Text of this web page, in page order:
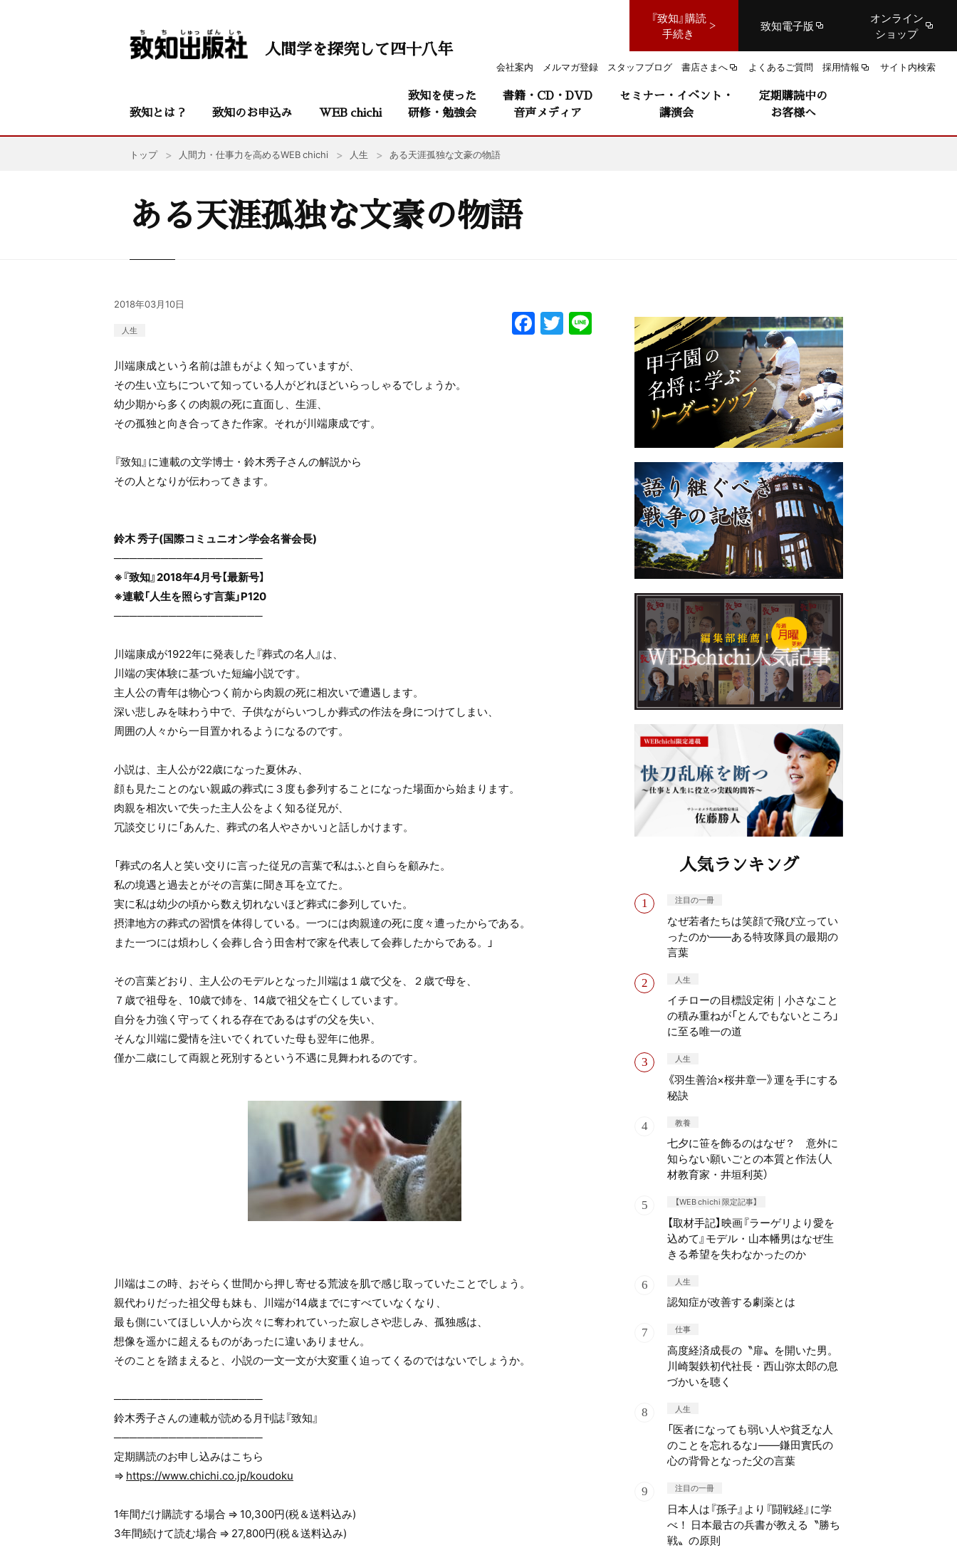
『致知』購読
手続き
致知電子版
オンライン
ショップ
会社案内 メルマガ登録 スタッフブログ 書店さまへ よくあるご質問 採用情報 サイト内検索
人間学を探究して四十八年
致知とは？ 致知のお申込み WEB chichi
致知を使った
研修・勉強会
書籍・CD・DVD
音声メディア
セミナー・イベント・
講演会
定期購読中の
お客様へ
トップ 人間力・仕事力を高めるWEB chichi 人生 ある天涯孤独な文豪の物語
ある天涯孤独な文豪の物語
2018年03月10日
人生 F
a
T
w
川端康成という名前は誰もがよく知っていますが、
その生い立ちについて知っている人がどれほどいらっしゃるでしょうか。
幼少期から多くの肉親の死に直面し、生涯、
その孤独と向き合ってきた作家。それが川端康成です。
『致知』に連載の文学博士・鈴木秀子さんの解説から
その人となりが伝わってきます。
鈴木 秀子(国際コミュニオン学会名誉会長)
───────────────────
※『致知』2018年4月号【最新号】
※連載「人生を照らす言葉」P120
───────────────────
川端康成が1922年に発表した『葬式の名人』は、
川端の実体験に基づいた短編小説です。
主人公の青年は物心つく前から肉親の死に相次いで遭遇します。
深い悲しみを味わう中で、子供ながらいつしか葬式の作法を身につけてしまい、
周囲の人々から一目置かれるようになるのです。
小説は、主人公が22歳になった夏休み、
顔も見たことのない親戚の葬式に３度も参列することになった場面から始まります。
肉親を相次いで失った主人公をよく知る従兄が、
冗談交じりに「あんた、葬式の名人やさかい」と話しかけます。
「葬式の名人と笑い交りに言った従兄の言葉で私はふと自らを顧みた。
私の境遇と過去とがその言葉に聞き耳を立てた。
実に私は幼少の頃から数え切れないほど葬式に参列していた。
摂津地方の葬式の習慣を体得している。一つには肉親達の死に度々遭ったからである。
また一つには煩わしく会葬し合う田舎村で家を代表して会葬したからである。」
その言葉どおり、主人公のモデルとなった川端は１歳で父を、２歳で母を、
７歳で祖母を、10歳で姉を、14歳で祖父を亡くしています。
自分を力強く守ってくれる存在であるはずの父を失い、
そんな川端に愛情を注いでくれていた母も翌年に他界。
僅か二歳にして両親と死別するという不遇に見舞われるのです。
川端はこの時、おそらく世間から押し寄せる荒波を肌で感じ取っていたことでしょう。
親代わりだった祖父母も妹も、川端が14歳までにすべていなくなり、
最も側にいてほしい人から次々に奪われていった寂しさや悲しみ、孤独感は、
想像を遥かに超えるものがあったに違いありません。
そのことを踏まえると、小説の一文一文が大変重く迫ってくるのではないでしょうか。
───────────────────
鈴木秀子さんの連載が読める月刊誌『致知』
───────────────────
定期購読のお申し込みはこちら
⇒ https://www.chichi.co.jp/koudoku
1年間だけ購読する場合 ⇒ 10,300円(税＆送料込み)
3年間続けて読む場合 ⇒ 27,800円(税＆送料込み)
人気ランキング
注目の一冊
なぜ若者たちは笑顔で飛び立ってい
ったのか——ある特攻隊員の最期の
言葉
人生
イチローの目標設定術｜小さなこと
の積み重ねが「とんでもないところ」
に至る唯一の道
人生
《羽生善治×桜井章一》運を手にする
秘訣
教養
七夕に笹を飾るのはなぜ？ 意外に
知らない願いごとの本質と作法（人
材教育家・井垣利英）
【WEB chichi 限定記事】
【取材手記】映画『ラーゲリより愛を
込めて』モデル・山本幡男はなぜ生
きる希望を失わなかったのか
人生
認知症が改善する劇薬とは
仕事
高度経済成長の〝扉〟を開いた男。
川崎製鉄初代社長・西山弥太郎の息
づかいを聴く
人生
「医者になっても弱い人や貧乏な人
のことを忘れるな」——鎌田實氏の
心の背骨となった父の言葉
注目の一冊
日本人は『孫子』より『闘戦経』に学
べ！ 日本最古の兵書が教える〝勝ち
戦〟の原則